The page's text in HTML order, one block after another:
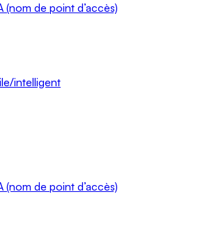
de point d’accès)
intelligent
de point d’accès)